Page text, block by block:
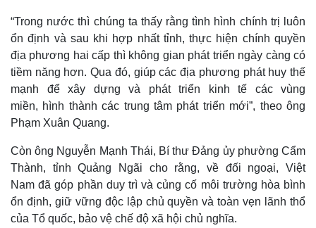
Kinh tế
Bất động sản
Thị trường
Tỷ giá
Chứng khoán
Giá cà phê
“Trong nước thì chúng ta thấy rằng tình hình chính trị luôn
ổn định và sau khi hợp nhất tỉnh, thực hiện chính quyền
địa phương hai cấp thì không gian phát triển ngày càng có
tiềm năng hơn. Qua đó, giúp các địa phương phát huy thế
mạnh để xây dựng và phát triển kinh tế các vùng
miền, hình thành các trung tâm phát triển mới”, theo ông
Phạm Xuân Quang.
Còn ông Nguyễn Mạnh Thái, Bí thư Đảng ủy phường Cẩm
Thành, tỉnh Quảng Ngãi cho rằng, về đối ngoại, Việt
Nam đã góp phần duy trì và củng cố môi trường hòa bình
ổn định, giữ vững độc lập chủ quyền và toàn vẹn lãnh thổ
của Tổ quốc, bảo vệ chế độ xã hội chủ nghĩa.